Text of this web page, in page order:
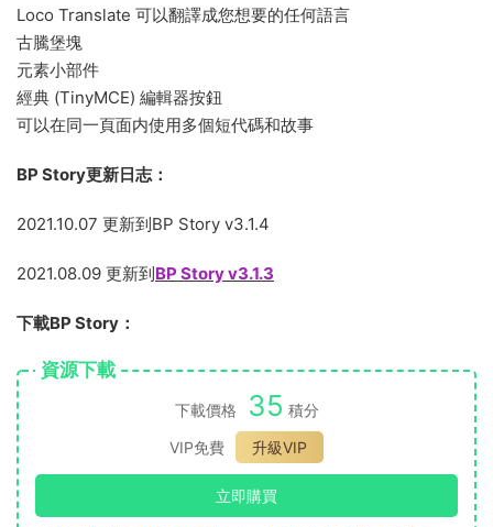
Loco Translate 可以翻譯成您想要的任何語言
古騰堡塊
元素小部件
經典 (TinyMCE) 編輯器按鈕
可以在同一頁面内使用多個短代碼和故事
BP Story更新日志：
2021.10.07 更新到BP Story v3.1.4
2021.08.09 更新到BP Story v3.1.3
下載BP Story：
資源下載
下載價格 35 積分
VIP免費
升級VIP
立即購買